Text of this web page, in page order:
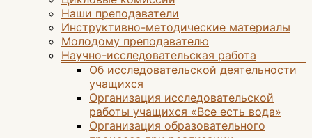
Наши преподаватели
Инструктивно-методические материалы
Молодому преподавателю
Научно-исследовательская работа
Об исследовательской деятельности
учащихся
Организация исследовательской
работы учащихся «Все есть вода»
Организация образовательного